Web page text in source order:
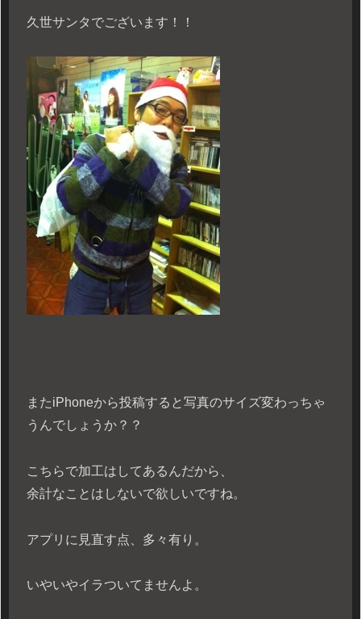
久世サンタでございます！！
またiPhoneから投稿すると写真のサイズ変わっちゃ
うんでしょうか？？
こちらで加工はしてあるんだから、
余計なことはしないで欲しいですね。
アプリに見直す点、多々有り。
いやいやイラついてませんよ。